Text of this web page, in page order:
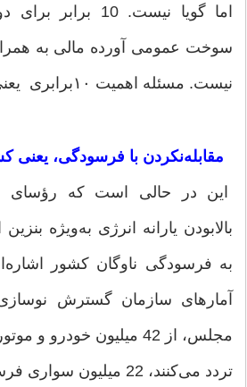
اما گویا نیست. 10
سوخت عمومی آورده مالی به
نیست. مسئله اهمیت ۱۰برابری یعنی هزاردرصدی است.
مقابله‌نکردن با فرسودگی، یعنی
این در حالی است که رؤسای
بالابودن یارانه انرژی به‌ویژه
به فرسودگی ناوگان کشور
آمارهای سازمان گسترش
مجلس، از 42 میلیون خودرو
تردد می‌کنند، 22 میلیون سواری فرسوده است.